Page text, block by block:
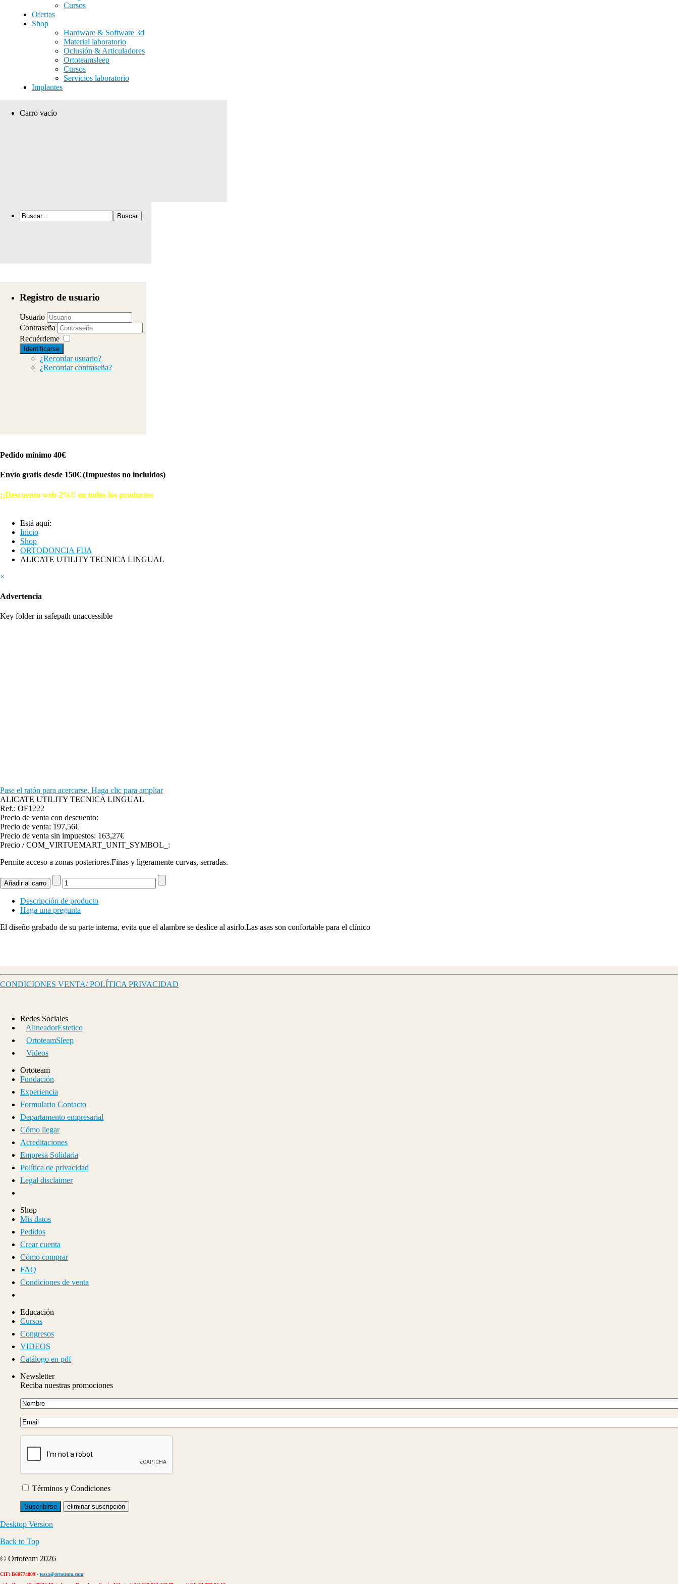
Cursos
Ofertas
Shop
Hardware & Software 3d
Material laboratorio
Oclusión & Articuladores
Ortoteamsleep
Cursos
Servicios laboratorio
Implantes
Carro vacío
Registro de usuario
Usuario
Contraseña
Recuérdeme
Identificarse
¿Recordar usuario?
¿Recordar contraseña?
Pedido mínimo 40€
Envío gratis desde 150€ (Impuestos no incluidos)
¡¡Descuento web 2%!! en todos los productos
Está aquí:
Inicio
Shop
ORTODONCIA FIJA
ALICATE UTILITY TECNICA LINGUAL
×
Advertencia
Key folder in safepath unaccessible
Pase el ratón para acercarse, Haga clic para ampliar
ALICATE UTILITY TECNICA LINGUAL
Ref.: OF1222
Precio de venta con descuento:
Precio de venta: 197,56€
Precio de venta sin impuestos: 163,27€
Precio / COM_VIRTUEMART_UNIT_SYMBOL_:
Permite acceso a zonas posteriores.Finas y ligeramente curvas, serradas.
Descripción de producto
Haga una pregunta
El diseño grabado de su parte interna, evita que el alambre se deslice al asirlo.Las asas son confortable para el clínico
CONDICIONES VENTA/ POLÍTICA PRIVACIDAD
Redes Sociales
AlineadorEstetico
OrtoteamSleep
Videos
Ortoteam
Fundación
Experiencia
Formulario Contacto
Departamento empresarial
Cómo llegar
Acreditaciones
Empresa Solidaria
Política de privacidad
Legal disclaimer
Shop
Mis datos
Pedidos
Crear cuenta
Cómo comprar
FAQ
Condiciones de venta
Educación
Cursos
Congresos
VIDEOS
Catálogo en pdf
Newsletter
Reciba nuestras promociones
Términos y Condiciones
Desktop Version
Back to Top
© Ortoteam 2026
CIF: B60774809 - tessa@ortoteam.com